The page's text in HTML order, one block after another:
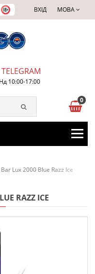
МОВА
ВХІД
TELEGRAM
10:00-17:00
0
Bar Lux 2000 Blue Razz Ice
RAZZ ICE